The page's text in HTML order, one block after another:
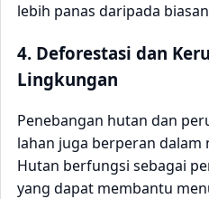
lebih panas daripada
4. Deforestasi dan
Lingkungan
Penebangan hutan dan
lahan juga berperan dalam
Hutan berfungsi sebagai
yang dapat membantu